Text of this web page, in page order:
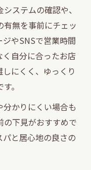
にも最適な理由
静けさを満喫す
落ち着きの時間
すめの静かな空
ステムの確認や、
有無を事前にチェッ
やSNSで営業時間
自分に合ったお店
にくく、ゆっくり
。
かりにくい場合も
の下見がおすすめで
と居心地の良さの